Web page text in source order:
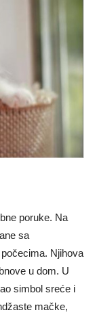
poruke. Na
sa
Njihova
u dom. U
simbol sreće i
mačke,